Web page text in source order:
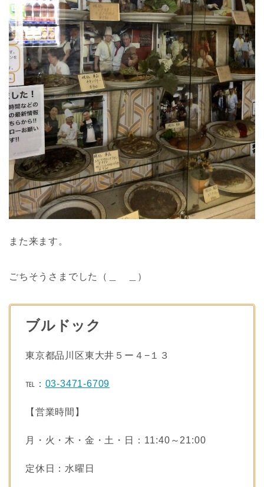
また来ます。
ごちそうさまでした（＿ ＿）
ブルドック
東京都品川区東大井５ー４−１３
℡： 03-3471-6709
【営業時間】
月・火・木・金・土・日：11:40～21:00
定休日：水曜日